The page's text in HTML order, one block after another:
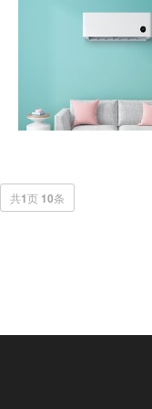
共1页 10条